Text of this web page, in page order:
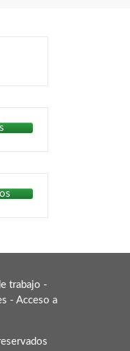
trabajo -
- Acceso a